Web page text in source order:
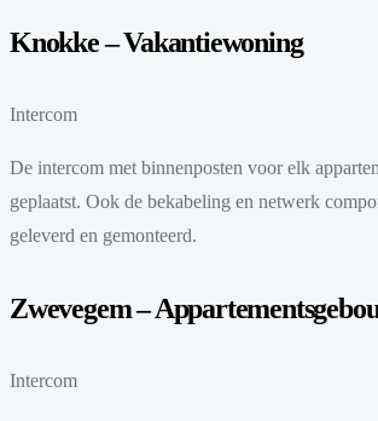
Knokke – Vakantiewoning
Intercom
De intercom met binnenposten voor elk
geplaatst. Ook de bekabeling en netwerk
geleverd en gemonteerd.
Zwevegem –
Intercom